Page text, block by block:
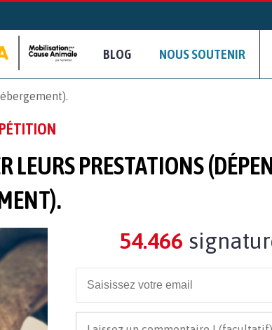
BLOG NOUS SOUTENIR
LEURS PRESTATIONS
54.466